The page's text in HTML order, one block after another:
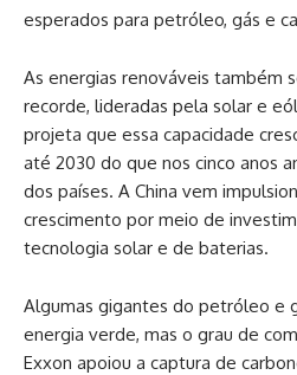
esperados para petróleo, gás e
As energias renováveis também
recorde, lideradas pela solar e
projeta que essa capacidade
até 2030 do que nos cinco anos
dos países. A China vem
crescimento por meio de
tecnologia solar e de baterias.
Algumas gigantes do petróleo e
energia verde, mas o grau de
Exxon apoiou a captura de